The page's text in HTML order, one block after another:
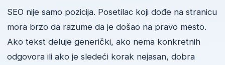
SEO nije samo pozicija. Posetilac koji dođe na stranicu
mora brzo da razume da je došao na pravo mesto.
Ako tekst deluje generički, ako nema konkretnih
odgovora ili ako je sledeći korak nejasan, dobra